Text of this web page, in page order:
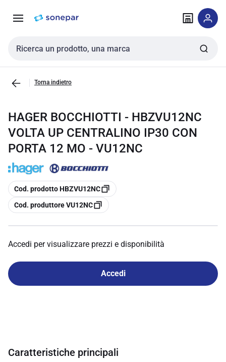
navigazione alla
Cerca input
Torna indietro
HAGER BOCCHIOTTI - HBZVU12NC
VOLTA UP CENTRALINO IP30 CON
PORTA 12 MO - VU12NC
copia
Cod. prodotto HBZVU12NC
copia
Cod. produttore VU12NC
Accedi per visualizzare prezzi e disponibilità
Accedi
Caratteristiche principali